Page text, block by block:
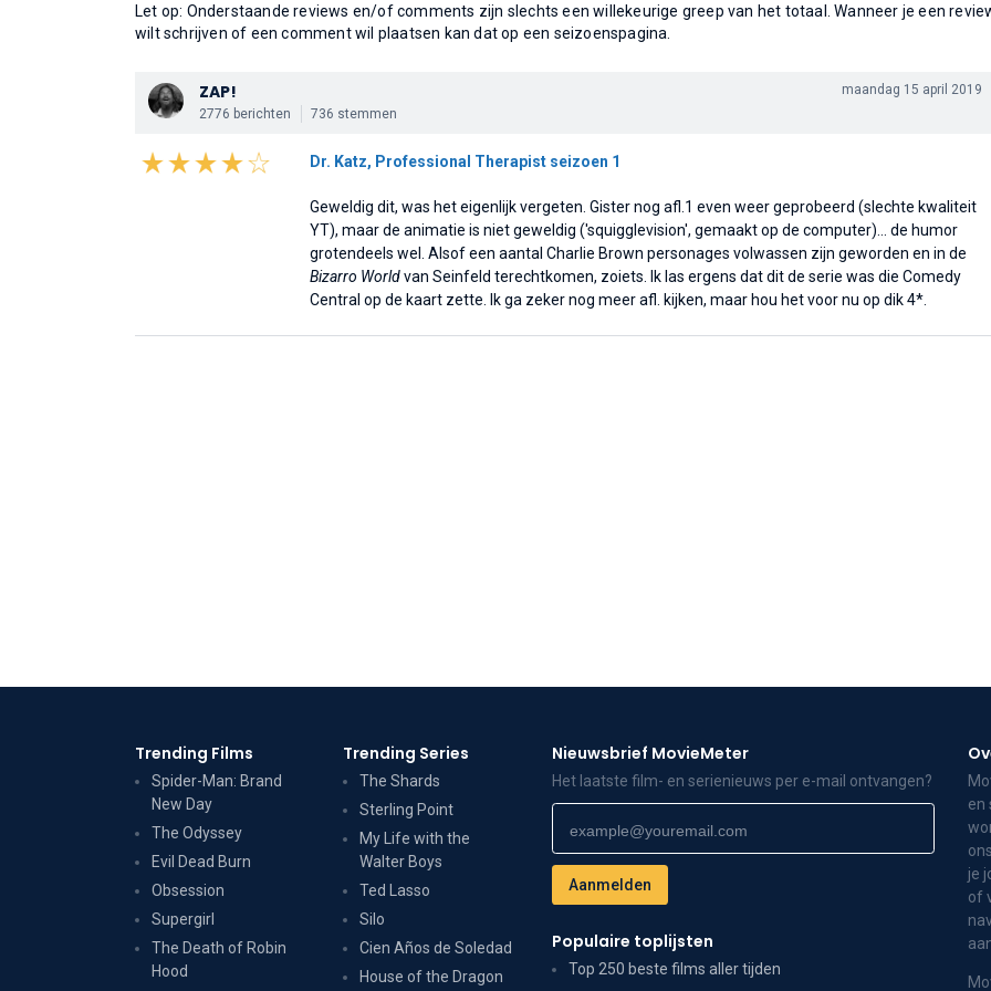
Let op: Onderstaande reviews en/of comments zijn slechts een willekeurige greep van het totaal. Wanneer je een
wilt schrijven of een comment wil plaatsen kan dat op een seizoenspagina.
ZAP!
2776 berichten 736 stemmen
maandag 15 april 2019
Dr. Katz, Professional Therapist seizoen 1
Geweldig dit, was het eigenlijk vergeten. Gister nog afl.1 even weer geprobeerd (slechte kwaliteit
YT), maar de animatie is niet geweldig ('squigglevision', gemaakt op de computer)... de humor
grotendeels wel. Alsof een aantal Charlie Brown personages volwassen zijn geworden en in de
Bizarro Worldvan Seinfeld terechtkomen, zoiets. Ik las ergens dat dit de serie was die Comedy
Central op de kaart zette. Ik ga zeker nog meer afl. kijken, maar hou het voor nu op dik 4*.
Trending Films
Spider-Man: Brand
New Day
The Odyssey
Evil Dead Burn
Obsession
Supergirl
The Death of Robin
Hood
Trending Series
The Shards
Sterling Point
My Life with the
Walter Boys
Ted Lasso
Silo
Cien Años de Soledad
House of the Dragon
Nieuwsbrief MovieMeter
Het laatste film- en serienieuws per e-mail ontvangen?
Populaire toplijsten
Top 250 beste films aller tijden
en
je
of